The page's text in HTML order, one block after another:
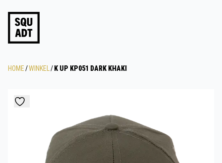
HOME/WINKEL / K UP KP051 DARK KHAKI